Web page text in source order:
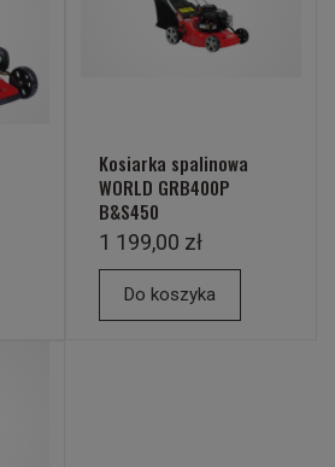
Kosiarka spalinowa
WORLD GRB400P
B&S450
1 199,00 zł
Do koszyka